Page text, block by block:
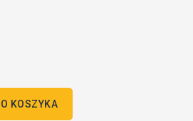
KOSZYKA